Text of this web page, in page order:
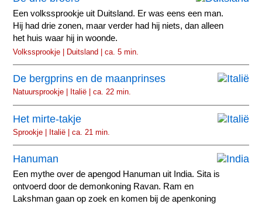
Een volkssprookje uit Duitsland. Er was eens een man.
Hij had drie zonen, maar verder had hij niets, dan alleen
het huis waar hij in woonde.
Volkssprookje | Duitsland | ca. 5 min.
De bergprins en de maanprinses
Natuursprookje | Italië | ca. 22 min.
Het mirte-takje
Sprookje | Italië | ca. 21 min.
Hanuman
Een mythe over de apengod Hanuman uit India. Sita is
ontvoerd door de demonkoning Ravan. Ram en
Lakshman gaan op zoek en komen bij de apenkoning